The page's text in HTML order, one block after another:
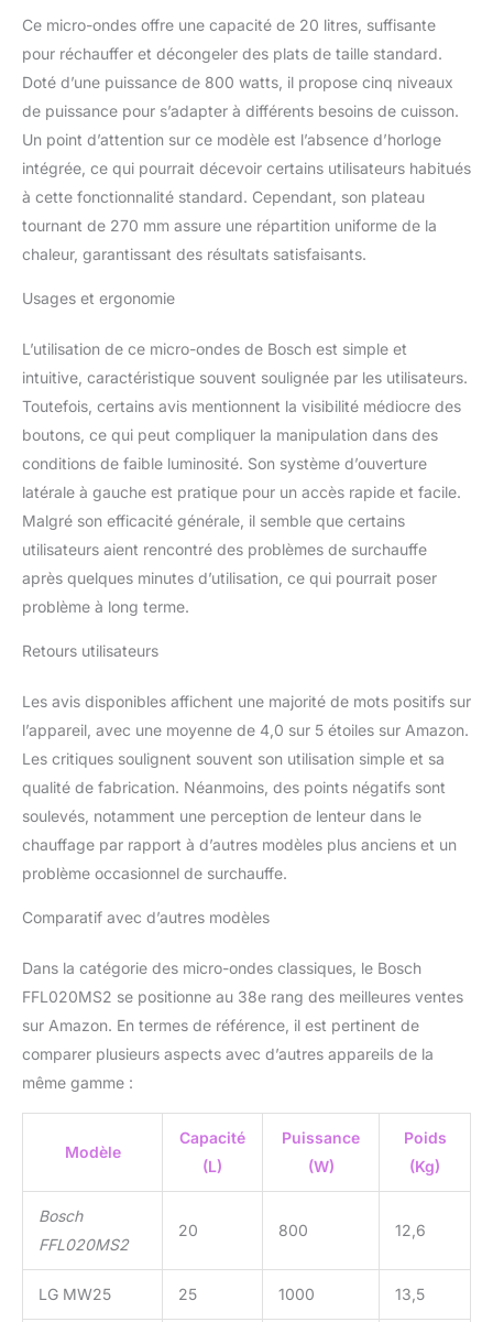
Ce micro-ondes offre une capacité de 20 litres, suffisante
pour réchauffer et décongeler des plats de taille standard.
Doté d’une puissance de 800 watts, il propose cinq niveaux
de puissance pour s’adapter à différents besoins de cuisson.
Un point d’attention sur ce modèle est l’absence d’horloge
intégrée, ce qui pourrait décevoir certains utilisateurs habitués
à cette fonctionnalité standard. Cependant, son plateau
tournant de 270 mm assure une répartition uniforme de la
chaleur, garantissant des résultats satisfaisants.
Usages et ergonomie
L’utilisation de ce micro-ondes de Bosch est simple et
intuitive, caractéristique souvent soulignée par les utilisateurs.
Toutefois, certains avis mentionnent la visibilité médiocre des
boutons, ce qui peut compliquer la manipulation dans des
conditions de faible luminosité. Son système d’ouverture
latérale à gauche est pratique pour un accès rapide et facile.
Malgré son efficacité générale, il semble que certains
utilisateurs aient rencontré des problèmes de surchauffe
après quelques minutes d’utilisation, ce qui pourrait poser
problème à long terme.
Retours utilisateurs
Les avis disponibles affichent une majorité de mots positifs sur
l’appareil, avec une moyenne de 4,0 sur 5 étoiles sur Amazon.
Les critiques soulignent souvent son utilisation simple et sa
qualité de fabrication. Néanmoins, des points négatifs sont
soulevés, notamment une perception de lenteur dans le
chauffage par rapport à d’autres modèles plus anciens et un
problème occasionnel de surchauffe.
Comparatif avec d’autres modèles
Dans la catégorie des micro-ondes classiques, le Bosch
FFL020MS2 se positionne au 38e rang des meilleures ventes
sur Amazon. En termes de référence, il est pertinent de
comparer plusieurs aspects avec d’autres appareils de la
même gamme :
Modèle
Capacité
(L)
Puissance
(W)
Poids
(Kg)
Bosch
FFL020MS2
20 800 12,6
LG MW25 25 1000 13,5